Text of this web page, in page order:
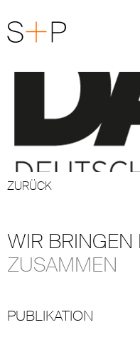
ZURÜCK
WIR BRINGEN
ZUSAMMEN
PUBLIKATION